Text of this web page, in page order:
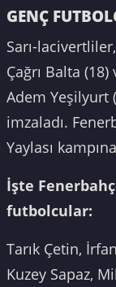
GENÇ
Sarı-
Çağrı Balta (18)
Adem Yeşilyurt
imzaladı.
Yaylası
İşte
futbolcular:
Tarık Çetin,
Kuzey Sapaz,